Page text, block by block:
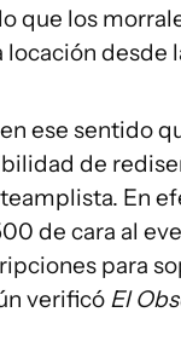
que los
locación desde
ese sentido
de
En
de cara al
para
verificó El